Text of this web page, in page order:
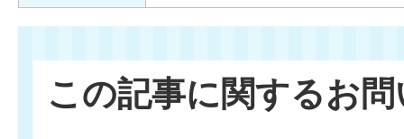
この記事に関するお